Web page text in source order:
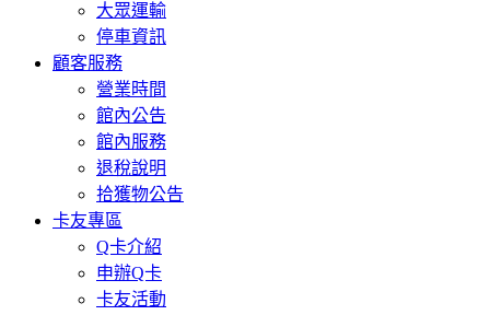
大眾運輸
停車資訊
顧客服務
營業時間
館內公告
館內服務
退稅說明
拾獲物公告
卡友專區
Q卡介紹
申辦Q卡
卡友活動